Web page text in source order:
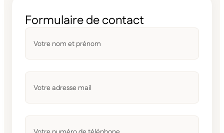
Formulaire de contact
Votre
nom
prénom
Votre
adresse
*
Votre
numéro